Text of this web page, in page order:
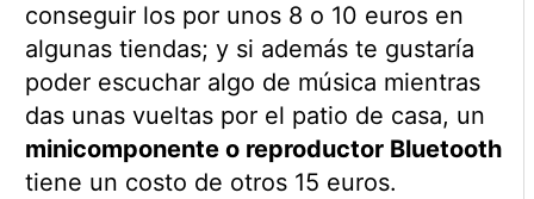
conseguir los por unos 8 o 10 euros en
algunas tiendas; y si además te gustaría
poder escuchar algo de música mientras
das unas vueltas por el patio de casa, un
minicomponente o reproductor Bluetooth
tiene un costo de otros 15 euros.